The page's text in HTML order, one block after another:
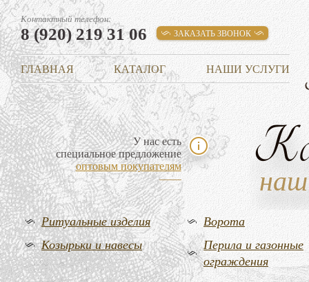
Контактный телефон:
8 (920) 219 31 06 ЗАКАЗАТЬ ЗВОНОК
ГЛАВНАЯ КАТАЛОГ НАШИ УСЛУГИ
У нас есть
специальное предложение
оптовым покупателям
Ритуальные изделия
Ворота
Козырьки и навесы
Перила и газонные
ограждения